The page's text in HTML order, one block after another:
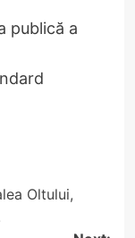
publică a
Oltului,